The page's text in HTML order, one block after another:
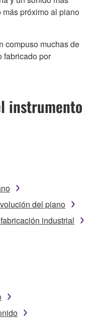
próximo al piano
compuso muchas de
fabricado por
instrumento
del piano
industrial